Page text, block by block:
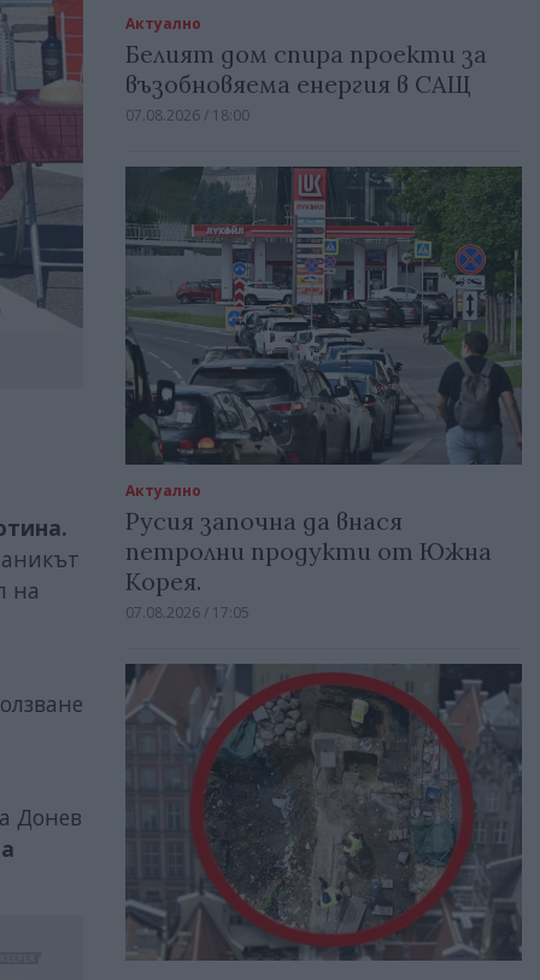
на
Донев
Актуално
Белият дом спира проекти за
възобновяема енергия в САЩ
07.08.2026 / 18:00
Актуално
Русия започна да внася
петролни продукти от Южна
Корея.
07.08.2026 / 17:05